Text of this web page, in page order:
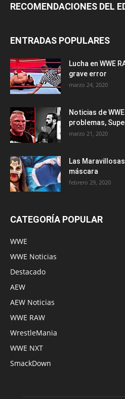
RECOMENDACIONES DEL
ENTRADAS POPULARES
Lucha en WWE
grave error
marzo 24, 2020
Noticias de
problemas,
marzo 21, 2020
Las
máscara
febrero 29, 2020
CATEGORÍA POPULAR
WWE
WWE Noticias
Destacado
AEW
AEW Noticias
WWE RAW
WrestleMania
WWE NXT
SmackDown